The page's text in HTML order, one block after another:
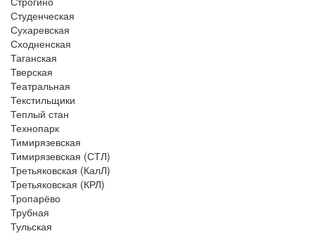
Студенческая
Сухаревская
Сходненская
Таганская
Тверская
Театральная
Текстильщики
Теплый стан
Технопарк
Тимирязевская
Тимирязевская (СТЛ)
Третьяковская (КалЛ)
Третьяковская (КРЛ)
Тропарёво
Трубная
Тульская